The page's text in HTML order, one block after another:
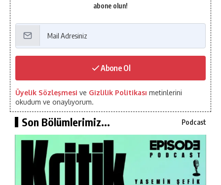
abone olun!
Abone Ol
Üyelik Sözleşmesi ve Gizlilik Politikası metinlerini
okudum ve onaylıyorum.
Son Bölümlerimiz... Podcast